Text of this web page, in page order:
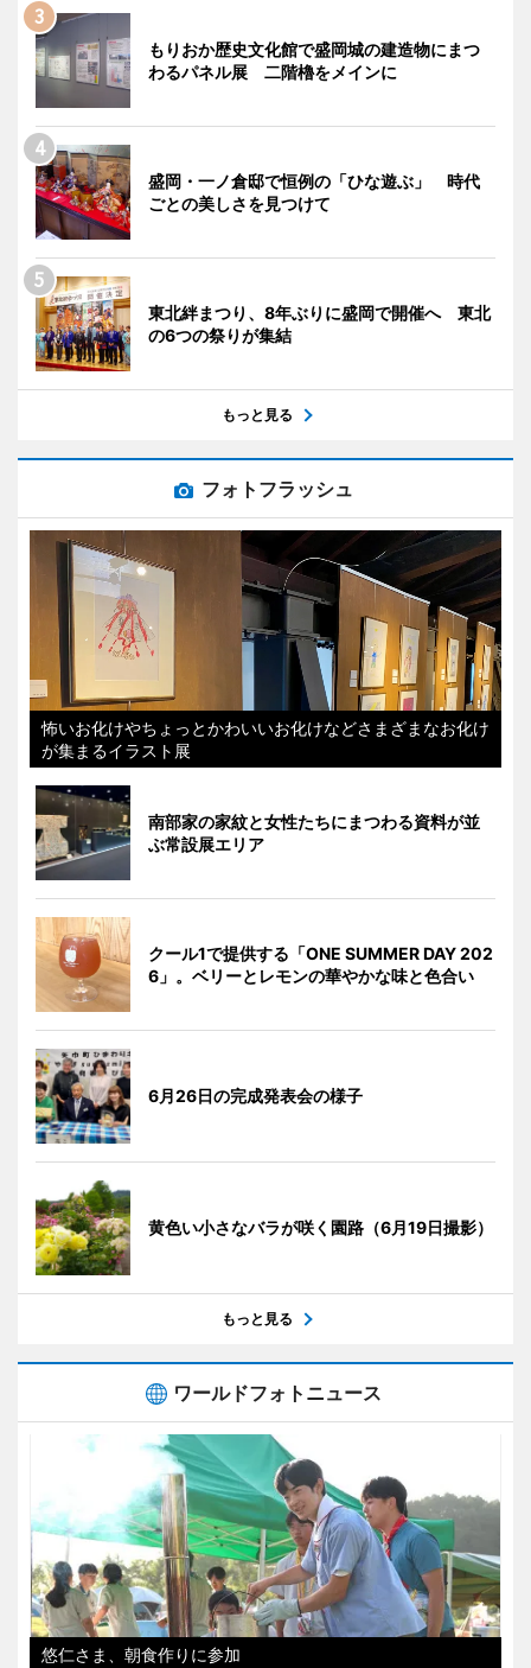
もりおか歴史文化館で盛岡城の建造物にまつ
わるパネル展 二階櫓をメインに
盛岡・一ノ倉邸で恒例の「ひな遊ぶ」 時代
ごとの美しさを見つけて
東北絆まつり、8年ぶりに盛岡で開催へ 東北
の6つの祭りが集結
もっと見る
フォトフラッシュ
怖いお化けやちょっとかわいいお化けなどさまざまなお化け
が集まるイラスト展
南部家の家紋と女性たちにまつわる資料が並
ぶ常設展エリア
クール1で提供する「ONE SUMMER DAY 202
6」。ベリーとレモンの華やかな味と色合い
6月26日の完成発表会の様子
黄色い小さなバラが咲く園路（6月19日撮影）
もっと見る
ワールドフォトニュース
悠仁さま、朝食作りに参加